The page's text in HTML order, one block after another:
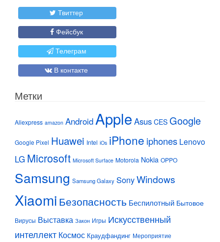
Твиттер
Фейсбук
Телеграм
В контакте
Метки
Aliexpress amazon Android Apple Asus CES Google
Google Pixel Huawei Intel iOs iPhone iphones Lenovo
LG Microsoft Microsoft Surface Motorola Nokia OPPO
Samsung Samsung Galaxy SonyWindows
Xiaomi Безопасность Беспилотный Бытовое
Вирусы Выставка Закон Игры Искусственный
интеллект Космос Краудфандинг Мероприятие